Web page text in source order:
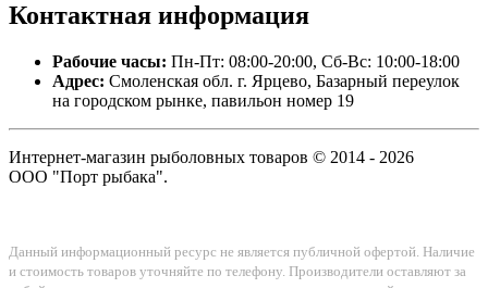
Контактная информация
Рабочие часы: Пн-Пт: 08:00-20:00, Сб-Вс: 10:00-18:00
Адрес: Смоленская обл. г. Ярцево, Базарный переулок
на городском рынке, павильон номер 19
Интернет-магазин рыболовных товаров © 2014 - 2026
ООО "Порт рыбака".
Данный информационный ресурс не является публичной офертой. Наличие
и стоимость товаров уточняйте по телефону. Производители оставляют за